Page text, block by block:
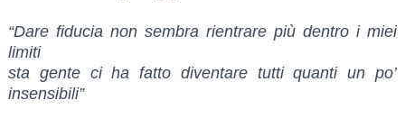
“Dare fiducia non sembra rientrare più dentro i miei
limiti
sta gente ci ha fatto diventare tutti quanti un po’
insensibili”